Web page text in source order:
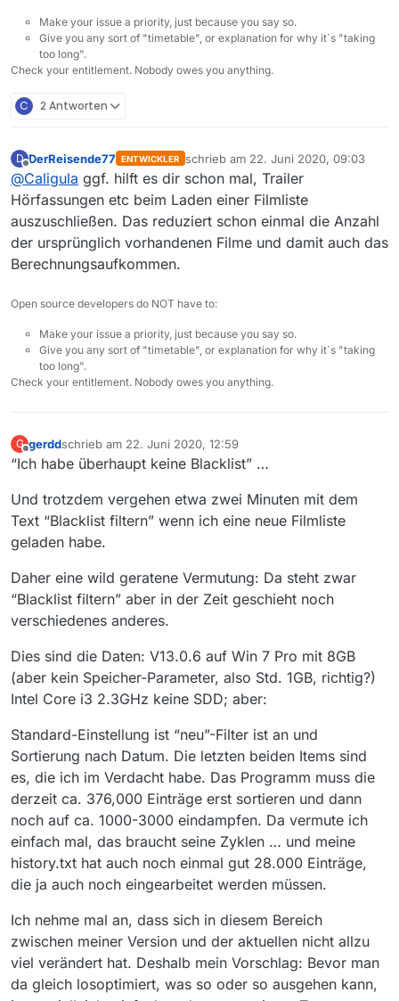
Make your issue a priority, just because you say so.
Give you any sort of "timetable", or explanation for why it´s "taking
too long".
Check your entitlement. Nobody owes you anything.
C 2 Antworten
D
Offline
DerReisende77 ENTWICKLER schrieb am 22. Juni 2020, 09:03
zuletzt editiert von
@Caligula ggf. hilft es dir schon mal, Trailer
Hörfassungen etc beim Laden einer Filmliste
auszuschließen. Das reduziert schon einmal die Anzahl
der ursprünglich vorhandenen Filme und damit auch das
Berechnungsaufkommen.
Open source developers do NOT have to:
Make your issue a priority, just because you say so.
Give you any sort of "timetable", or explanation for why it´s "taking
too long".
Check your entitlement. Nobody owes you anything.
G
Offline
gerddschrieb am 22. Juni 2020, 12:59
zuletzt editiert von
“Ich habe überhaupt keine Blacklist” …
Und trotzdem vergehen etwa zwei Minuten mit dem
Text “Blacklist filtern” wenn ich eine neue Filmliste
geladen habe.
Daher eine wild geratene Vermutung: Da steht zwar
“Blacklist filtern” aber in der Zeit geschieht noch
verschiedenes anderes.
Dies sind die Daten: V13.0.6 auf Win 7 Pro mit 8GB
(aber kein Speicher-Parameter, also Std. 1GB, richtig?)
Intel Core i3 2.3GHz keine SDD; aber:
Standard-Einstellung ist “neu”-Filter ist an und
Sortierung nach Datum. Die letzten beiden Items sind
es, die ich im Verdacht habe. Das Programm muss die
derzeit ca. 376,000 Einträge erst sortieren und dann
noch auf ca. 1000-3000 eindampfen. Da vermute ich
einfach mal, das braucht seine Zyklen … und meine
history.txt hat auch noch einmal gut 28.000 Einträge,
die ja auch noch eingearbeitet werden müssen.
Ich nehme mal an, dass sich in diesem Bereich
zwischen meiner Version und der aktuellen nicht allzu
viel verändert hat. Deshalb mein Vorschlag: Bevor man
da gleich losoptimiert, was so oder so ausgehen kann,